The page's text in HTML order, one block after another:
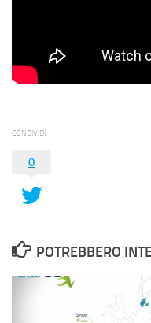
CONDIVIDI
0
POTREBBERO